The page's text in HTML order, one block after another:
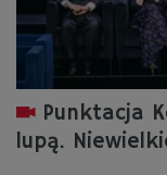
Punktacja
lupą.